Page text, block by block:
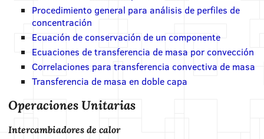
Procedimiento general para análisis de perfiles de
concentración
Ecuación de conservación de un componente
Ecuaciones de transferencia de masa por convección
Correlaciones para transferencia convectiva de masa
Transferencia de masa en doble capa
Operaciones Unitarias
Intercambiadores de calor